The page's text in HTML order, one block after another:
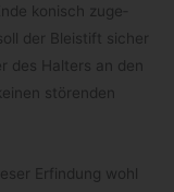
konisch zuge­
der Blei­stift sicher
des Hal­ters an den
stö­ren­den
Erfin­dung wohl